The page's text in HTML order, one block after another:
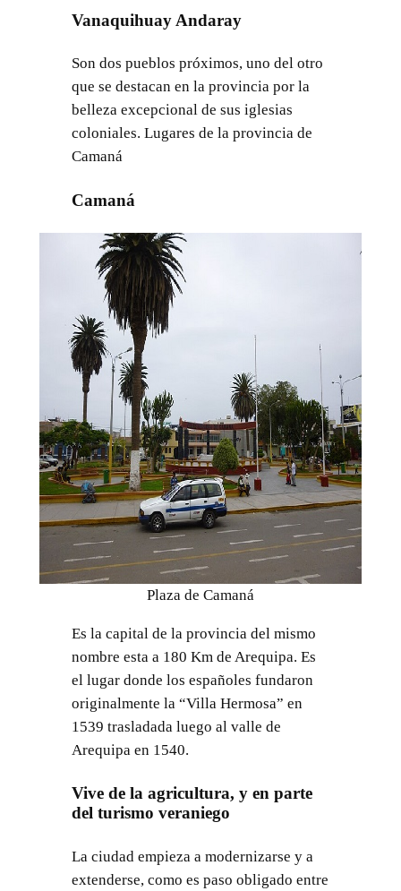
Vanaquihuay Andaray
Son dos pueblos próximos, uno del otro
que se destacan en la provincia por la
belleza excepcional de sus iglesias
coloniales. Lugares de la provincia de
Camaná
Camaná
Plaza de Camaná
Es la capital de la provincia del mismo
nombre esta a 180 Km de Arequipa. Es
el lugar donde los españoles fundaron
originalmente la “Villa Hermosa” en
1539 trasladada luego al valle de
Arequipa en 1540.
Vive de la agricultura, y en parte
del turismo veraniego
La ciudad empieza a modernizarse y a
extenderse, como es paso obligado entre